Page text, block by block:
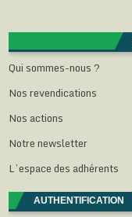
Qui sommes-nous ?
Nos revendications
Nos actions
Notre newsletter
L’espace des adhérents
AUTHENTIFICATION